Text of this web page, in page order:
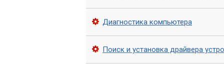
USB-порты не распознают
Диагностика компьютера
Поиск и установка драйвера